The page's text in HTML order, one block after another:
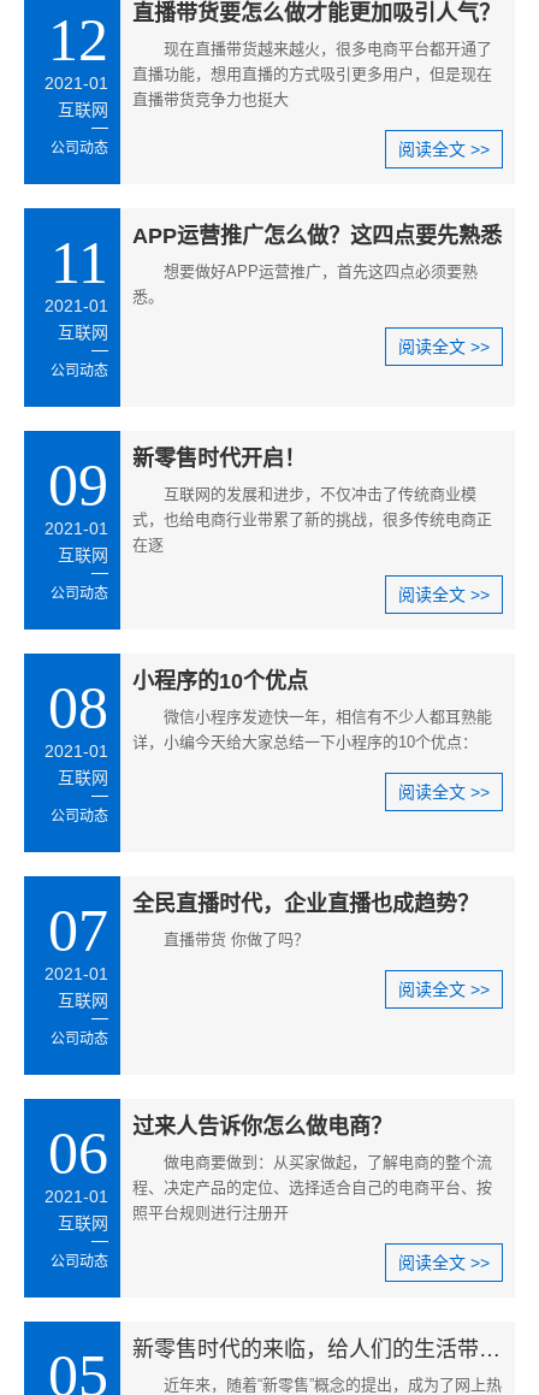
12
2021-01
互联网
公司动态
直播带货要怎么做才能更加吸引人气？
现在直播带货越来越火，很多电商平台都开通了
直播功能，想用直播的方式吸引更多用户，但是现在
直播带货竞争力也挺大
阅读全文 >>
11
2021-01
互联网
公司动态
APP运营推广怎么做？这四点要先熟悉
想要做好APP运营推广，首先这四点必须要熟
悉。
阅读全文 >>
09
2021-01
互联网
公司动态
新零售时代开启！
互联网的发展和进步，不仅冲击了传统商业模
式，也给电商行业带累了新的挑战，很多传统电商正
在逐
阅读全文 >>
08
2021-01
互联网
公司动态
小程序的10个优点
微信小程序发迹快一年，相信有不少人都耳熟能
详，小编今天给大家总结一下小程序的10个优点：
阅读全文 >>
07
2021-01
互联网
公司动态
全民直播时代，企业直播也成趋势？
直播带货 你做了吗？
阅读全文 >>
06
2021-01
互联网
公司动态
过来人告诉你怎么做电商？
做电商要做到：从买家做起，了解电商的整个流
程、决定产品的定位、选择适合自己的电商平台、按
照平台规则进行注册开
阅读全文 >>
05 新零售时代的来临，给人们的生活带来怎样影响
近年来，随着“新零售”概念的提出，成为了网上热